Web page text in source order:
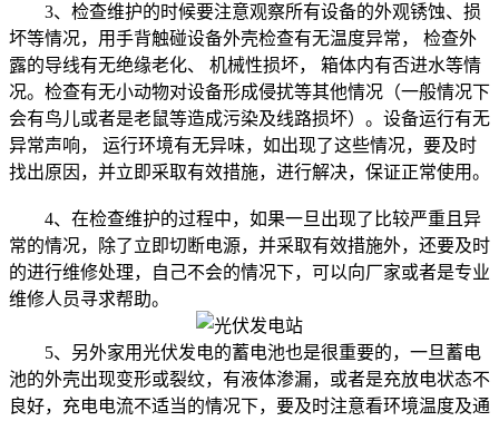
3、检查维护的时候要注意观察所有设备的外观锈蚀、损
坏等情况，用手背触碰设备外壳检查有无温度异常， 检查外
露的导线有无绝缘老化、 机械性损坏， 箱体内有否进水等情
况。检查有无小动物对设备形成侵扰等其他情况（一般情况下
会有鸟儿或者是老鼠等造成污染及线路损坏）。设备运行有无
异常声响， 运行环境有无异味，如出现了这些情况，要及时
找出原因，并立即采取有效措施，进行解决，保证正常使用。
4、在检查维护的过程中，如果一旦出现了比较严重且异
常的情况，除了立即切断电源，并采取有效措施外，还要及时
的进行维修处理，自己不会的情况下，可以向厂家或者是专业
维修人员寻求帮助。
5、另外家用光伏发电的蓄电池也是很重要的，一旦蓄电
池的外壳出现变形或裂纹，有液体渗漏，或者是充放电状态不
良好，充电电流不适当的情况下，要及时注意看环境温度及通